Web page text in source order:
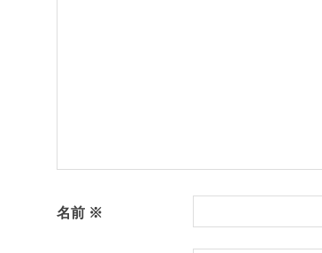
名前 ※